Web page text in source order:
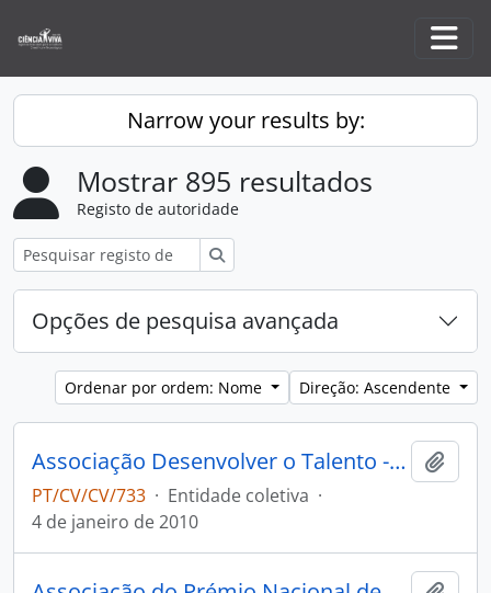
Narrow your results by:
Mostrar 895 resultados
Registo de autoridade
Opções de pesquisa avançada
Ordenar por ordem: Nome Direção: Ascendente
Associação Desenvolver o Talento - ADOT
PT/CV/CV/733 · Entidade coletiva ·
4 de janeiro de 2010